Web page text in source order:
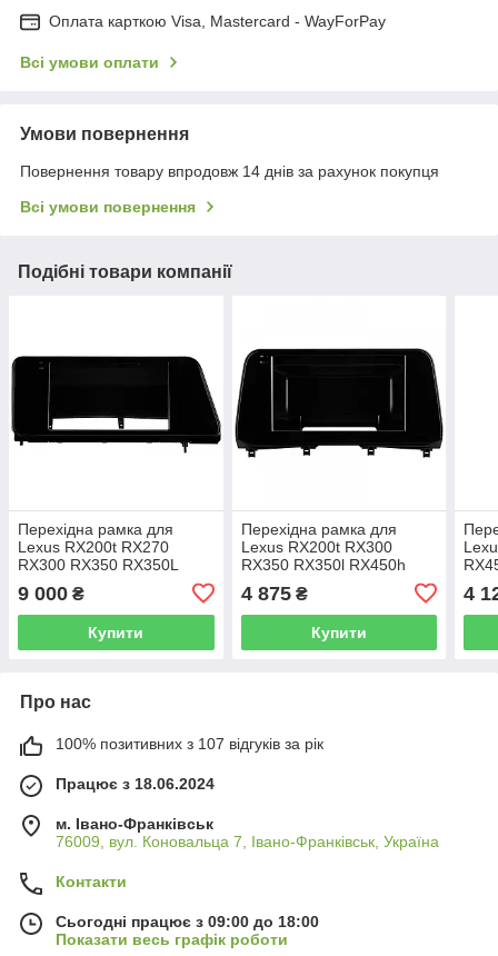
Оплата карткою Visa, Mastercard - WayForPay
Всі умови оплати
Умови повернення
Повернення товару впродовж 14 днів за рахунок покупця
Всі умови повернення
Подібні товари компанії
Перехідна рамка для
Lexus RX200t RX270
RX300 RX350 RX350L
RX450h AL20 4 2015-2019
(0 Din) 10"
9 000 ₴
Купити
Перехідна рамка для
Lexus RX200t RX300
RX350 RX350l RX450h
RX450hl AL20 4 2015-2021
10"
4 875₴
Купити
4
Про нас
100% позитивних з 107 відгуків за рік
Працює з 18.06.2024
м. Івано-Франківськ
76009, вул. Коновальца 7, Івано-Франківськ, Україна
Контакти
Сьогодні працює з 09:00 до 18:00
Показати весь графік роботи